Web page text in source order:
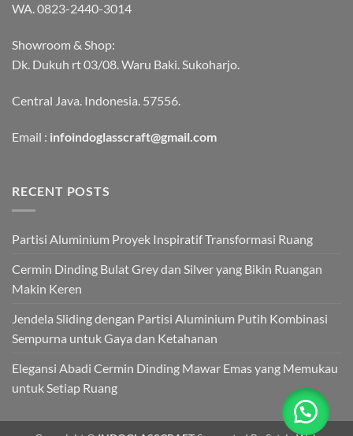
WA.0823-2440-3014
Showroom & Shop:
Dk. Dukuh rt 03/08. Waru Baki. Sukoharjo.
Central Java. Indonesia. 57556.
Email : infoindoglasscraft@gmail.com
RECENT POSTS
Partisi Aluminium Proyek Inspiratif Transformasi Ruang
Cermin Dinding Bulat Grey dan Silver yang Bikin Ruangan
Makin Keren
Jendela Sliding dengan Partisi Aluminium Putih Kombinasi
Sempurna untuk Gaya dan Ketahanan
Elegansi Abadi Cermin Dinding Mawar Emas yang Memukau
untuk Setiap Ruang